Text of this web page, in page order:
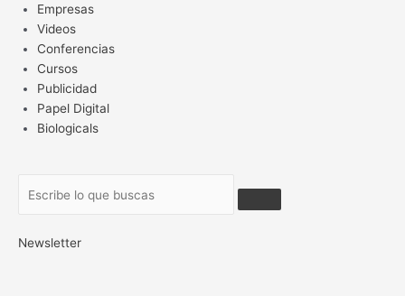
Empresas
Videos
Conferencias
Cursos
Publicidad
Papel Digital
Biologicals
Newsletter